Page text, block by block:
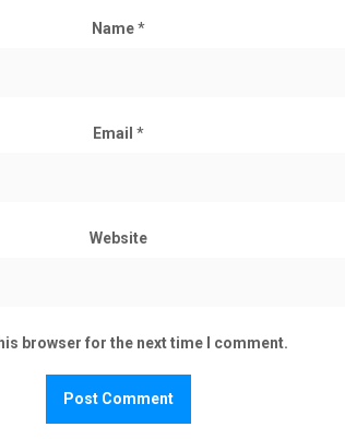
Name*
Email *
Website
browser for the next time I comment.